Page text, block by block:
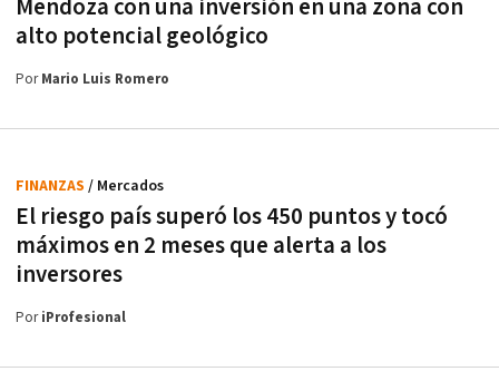
Mendoza con una inversión en una zona con
alto potencial geológico
PorMario Luis Romero
El riesgo país superó los 450 puntos y tocó
máximos en 2 meses que alerta a los
inversores
FINANZAS / Mercados
PoriProfesional